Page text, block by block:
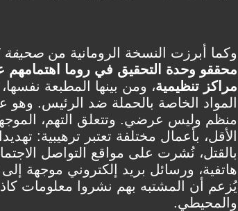
وكما أبرزت النسخة الرومانية من صحيفة
محققو وحدة التحقيق في روما اهتمامهم
مراكز تنظيمية، ومن بينها المطبعة
المواد الخاصة بالحملة ضد الرئيس.
منظم وليس عرضي. وتتعلق التهم،
الأقل، بأعمال مختلفة تعتبر ترهيبية:
بالقتل، نُشرت على مواقع التواصل
هاتفية، ورسائل بريد إلكتروني موجهة
يُزعم أن المشتبه بهم نشروا معلومات
والمحيطي.